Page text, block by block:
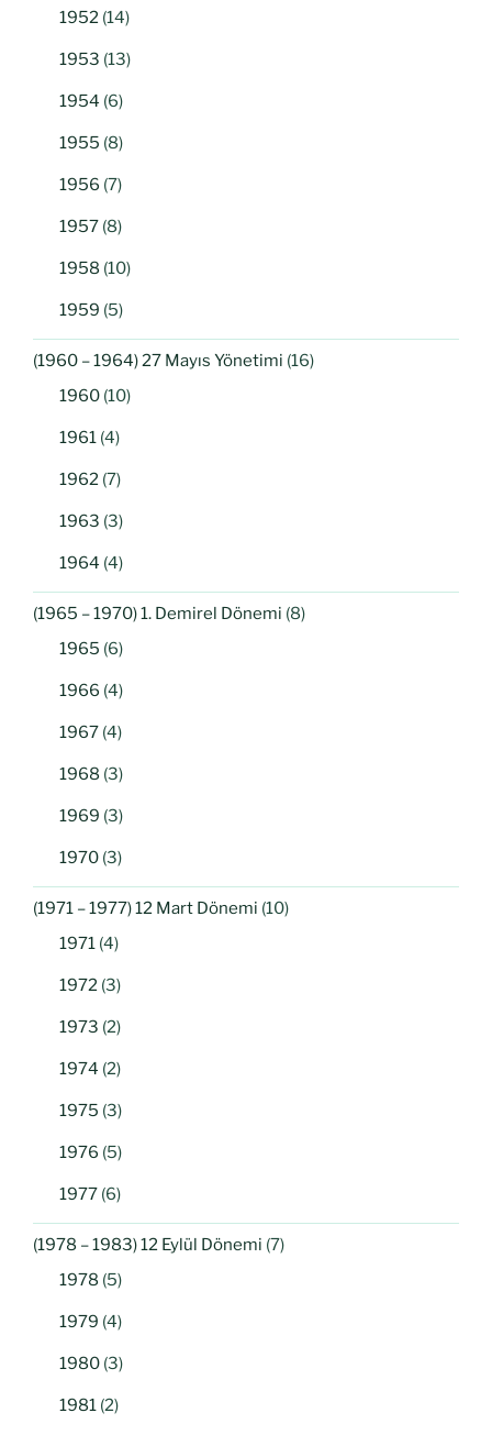
1952 (14)
1953 (13)
1954 (6)
1955 (8)
1956 (7)
1957 (8)
1958 (10)
1959 (5)
(1960 – 1964) 27 Mayıs Yönetimi (16)
1960 (10)
1961 (4)
1962 (7)
1963 (3)
1964 (4)
(1965 – 1970) 1. Demirel Dönemi (8)
1965 (6)
1966 (4)
1967 (4)
1968 (3)
1969 (3)
1970 (3)
(1971 – 1977) 12 Mart Dönemi (10)
1971 (4)
1972 (3)
1973 (2)
1974 (2)
1975 (3)
1976 (5)
1977 (6)
(1978 – 1983) 12 Eylül Dönemi (7)
1978 (5)
1979 (4)
1980 (3)
1981 (2)